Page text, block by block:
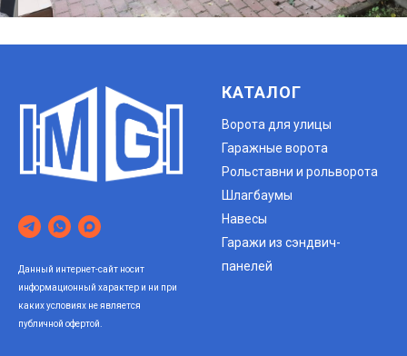
Данный интернет-сайт носит
информационный характер и ни при
каких условиях не является
публичной офертой.
КАТАЛОГ
Ворота для улицы
Гаражные ворота
Рольставни и рольворота
Шлагбаумы
Навесы
Гаражи из сэндвич-
панелей